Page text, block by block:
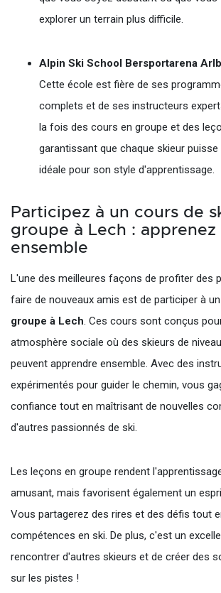
explorer un terrain plus difficile.
Alpin Ski School Bersportarena
Cette école est fière de ses
complets et de ses instructeurs
la fois des cours en groupe et des
garantissant que chaque skieur
idéale pour son style d'apprentissage.
Participez à un cours de
groupe à Lech :
ensemble
L'une des meilleures façons de profiter des
faire de nouveaux amis est de participer à un
groupe à Lech. Ces cours sont conçus
atmosphère sociale où des skieurs de
peuvent apprendre ensemble. Avec des
expérimentés pour guider le chemin, vous
confiance tout en maîtrisant de nouvelles
d'autres passionnés de ski.
Les leçons en groupe rendent
amusant, mais favorisent également un
Vous partagerez des rires et des défis tout
compétences en ski. De plus, c'est un
rencontrer d'autres skieurs et de créer des
sur les pistes !